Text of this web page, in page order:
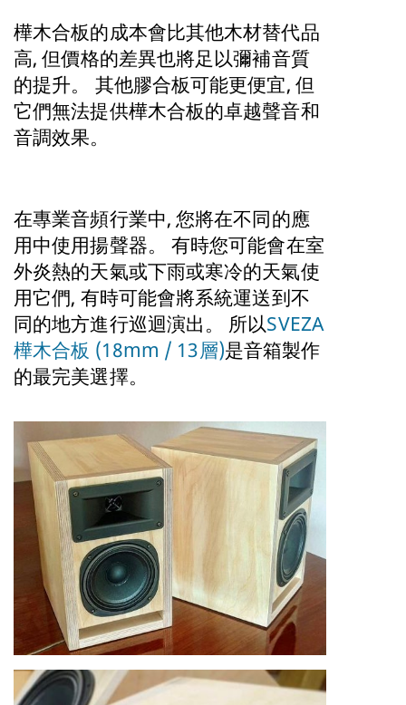
樺木合板的成本會比其他木材替代品
高, 但價格的差異也將足以彌補音質
的提升。 其他膠合板可能更便宜, 但
它們無法提供樺木合板的卓越聲音和
音調效果。
在專業音頻行業中, 您將在不同的應
用中使用揚聲器。 有時您可能會在室
外炎熱的天氣或下雨或寒冷的天氣使
用它們, 有時可能會將系統運送到不
同的地方進行巡迴演出。 所以SVEZA
樺木合板 (18mm / 13層)是音箱製作
的最完美選擇。